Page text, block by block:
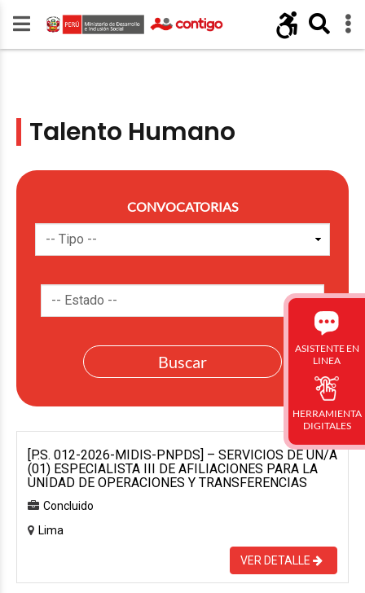
Talento Humano
CONVOCATORIAS
[P.S. 012-2026-MIDIS-PNPDS] – SERVICIOS DE UN/A
(01) ESPECIALISTA III DE AFILIACIONES PARA LA
UNIDAD DE OPERACIONES Y TRANSFERENCIAS
Concluido
Lima
VER DETALLE
ASISTENTE EN
LINEA
HERRAMIENTA
DIGITALES